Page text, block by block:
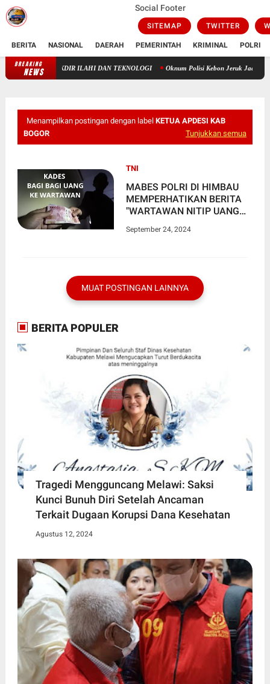
Social Footer
SITEMAP TWITTER
BERITA NASIONAL DAERAH PEMERINTAH KRIMINAL POLRI
BREAKING
NEWS
TAKDIR ILAHI DAN TEKNOLOGI Oknum Polisi Kebon Jeruk Jadi Backing
Menampilkan postingan dengan label KETUA APDESI KAB
BOGOR
Tunjukkan semua
TNI
MABES POLRI DI HIMBAU
MEMPERHATIKAN BERITA
"WARTAWAN NITIP UANG
September 24, 2024
MUAT POSTINGAN LAINNYA
BERITA POPULER
Tragedi Mengguncang Melawi: Saksi
Kunci Bunuh Diri Setelah Ancaman
Terkait Dugaan Korupsi Dana Kesehatan
Agustus 12, 2024